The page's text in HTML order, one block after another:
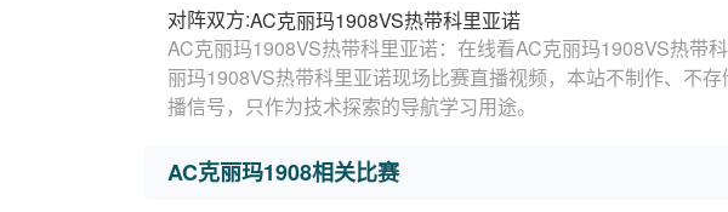
对阵双方:AC克丽玛1908VS热带科里亚诺
AC克丽玛1908VS热带科里亚诺：在线看AC克丽玛1908VS热带
丽玛1908VS热带科里亚诺现场比赛直播视频，本站不制作、不
播信号，只作为技术探索的导航学习用途。
AC克丽玛1908相关比赛